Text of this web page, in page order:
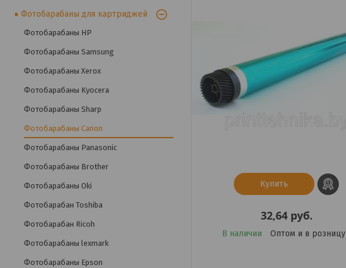
Купить
32,64 руб.
В наличии Оптом и в розницу
Фотобарабаны для картриджей
Фотобарабаны HP
Фотобарабаны Samsung
Фотобарабаны Xerox
Фотобарабаны Kyocera
Фотобарабаны Sharp
Фотобарабаны Canon
Фотобарабаны Panasonic
Фотобарабаны Brother
Фотобарабаны Oki
Фотобарабан Toshiba
Фотобарабан Ricoh
Фотобарабаны lexmark
Фотобарабаны Epson